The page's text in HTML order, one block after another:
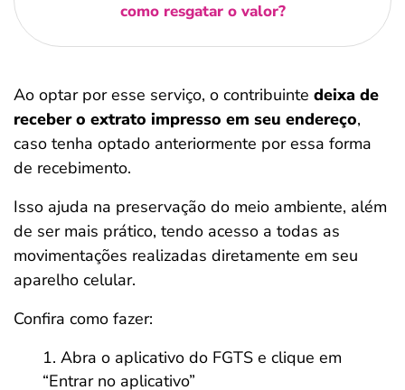
como resgatar o valor?
Ao optar por esse serviço, o contribuinte deixa de
receber o extrato impresso em seu endereço,
caso tenha optado anteriormente por essa forma
de recebimento.
Isso ajuda na preservação do meio ambiente, além
de ser mais prático, tendo acesso a todas as
movimentações realizadas diretamente em seu
aparelho celular.
Confira como fazer:
Abra o aplicativo do FGTS e clique em
“Entrar no aplicativo”